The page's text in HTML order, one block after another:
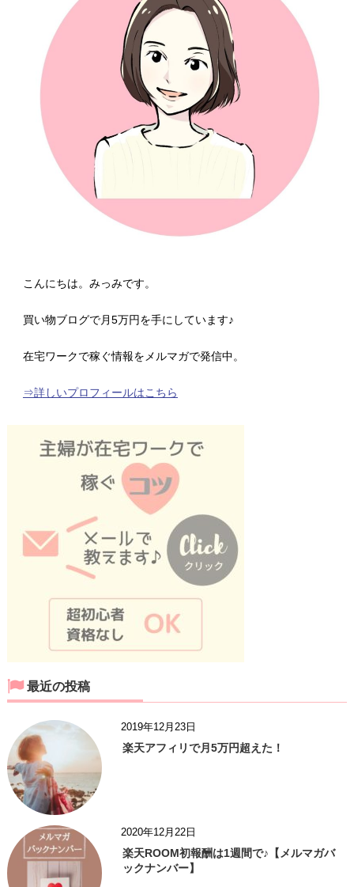
こんにちは。みっみです。
買い物ブログで月5万円を手にしています♪
在宅ワークで稼ぐ情報をメルマガで発信中。
⇒詳しいプロフィールはこちら
最近の投稿
2019年12月23日
楽天アフィリで月5万円超えた！
2020年12月22日
楽天ROOM初報酬は1週間で♪【メルマガバ
ックナンバー】